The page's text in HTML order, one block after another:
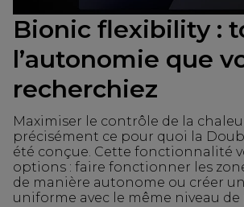
Bionic flexibility :
l’autonomie que
recherchiez
Maximiser le contrôle de la
précisément ce pour quoi la
été conçue. Cette fonctionnalité
options : faire fonctionner les
de manière autonome ou créer
uniforme avec le même niveau de